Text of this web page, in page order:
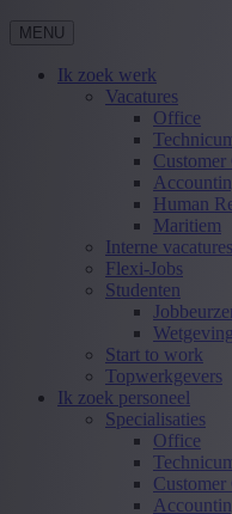
MENU
Ik zoek werk
Vacatures
Office
Customer
Human
Maritiem
Interne vacatures
Flexi-Jobs
Studenten
Wetgeving
Start to work
Topwerkgevers
Ik zoek personeel
Specialisaties
Office
Customer